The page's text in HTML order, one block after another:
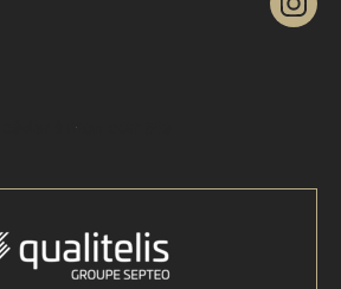
Accéder à mon compte